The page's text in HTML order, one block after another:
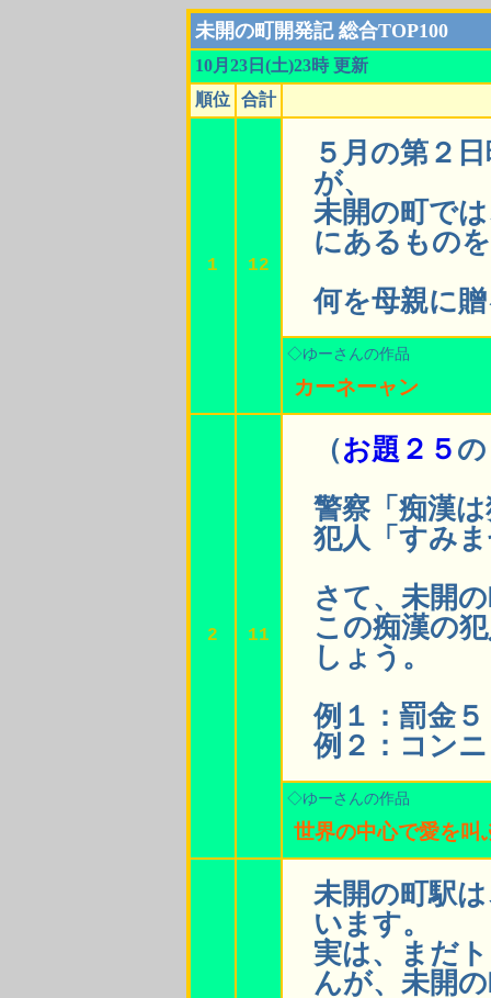
未開の町開発記 総合TOP100
10月23日(土)23時 更新
順位 合計
1 12
５月の第２
が、
未開の町で
にあるもの
何を母親に
◇ゆーさんの作品
カーネーャン
2 11
（お題２５
警察「痴漢
犯人「すみ
さて、未開
この痴漢の
しょう。
例１：罰金
例２：コン
◇ゆーさんの作品
世界の中心で愛を叫
未開の町駅
います。
実は、まだ
んが、未開